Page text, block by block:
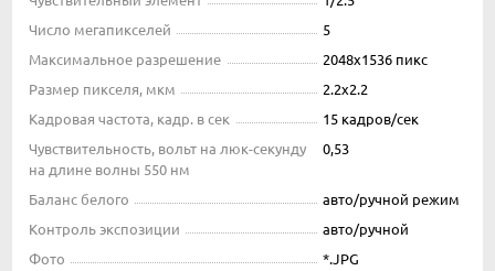
Число мегапикселей
5
Максимальное разрешение
2048x1536 пикс
Размер пикселя, мкм
2.2x2.2
Кадровая частота, кадр. в сек
15 кадров/сек
Чувствительность, вольт на люк-секунду
на длине волны 550 нм
0,53
Баланс белого
авто/ручной режим
Контроль экспозиции
авто/ручной
Фото
*.JPG